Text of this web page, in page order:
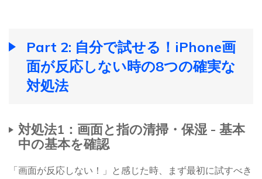
Part 2: 自分で試せる！iPhone画
面が反応しない時の8つの確実な
対処法
対処法1：画面と指の清掃・保湿 - 基本
中の基本を確認
「画面が反応しない！」と感じた時、まず最初に試すべき